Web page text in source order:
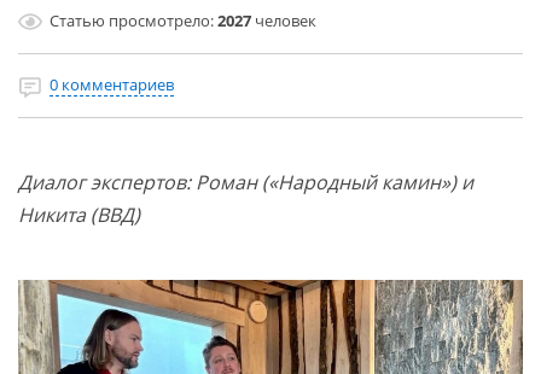
Статью просмотрело:2027 человек
0 комментариев
Диалог экспертов: Роман («Народный камин») и
Никита (ВВД)